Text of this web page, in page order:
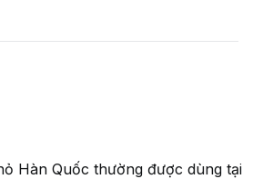
Hàn Quốc thường được dùng tại